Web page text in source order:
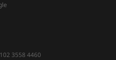
3558 4460